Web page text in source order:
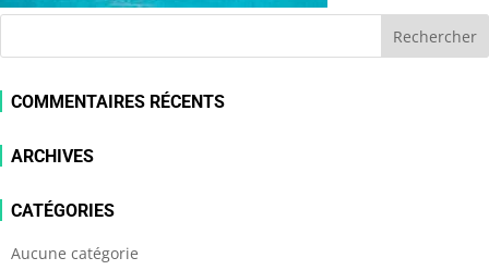
COMMENTAIRES RÉCENTS
ARCHIVES
CATÉGORIES
Aucune catégorie